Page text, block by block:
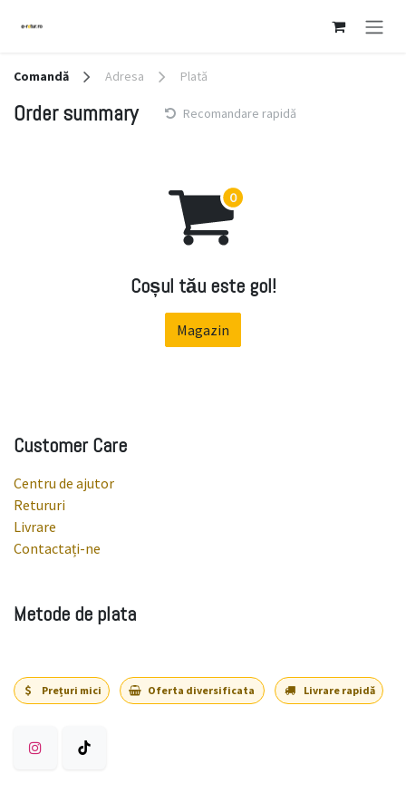
Comandă Adresa Plată
Order summary Recomandare rapidă
Coșul tău este gol!
Magazin
Customer Care
Centru de ajutor
Retururi
Livrare
Contactați-ne
Metode de plata
Prețuri mici Oferta diversificata Livrare rapidă